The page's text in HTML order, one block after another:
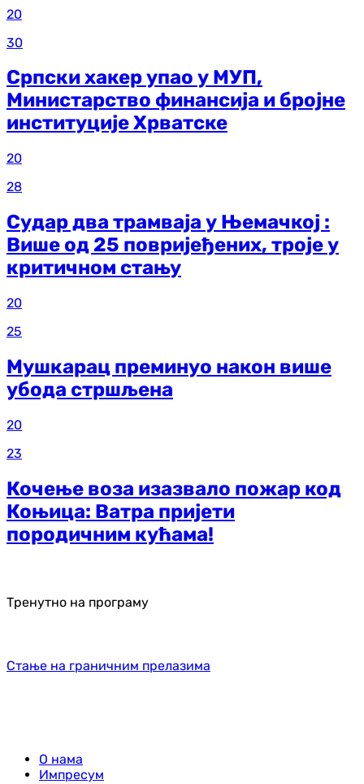
20
30
Српски хакер упао у МУП,
Министарство финансија и бројне
институције Хрватске
20
28
Судар два трамваја у Њемачкој :
Више од 25 повријеђених, троје у
критичном стању
20
25
Мушкарац преминуо након више
убода стршљена
20
23
Кочење воза изазвало пожар код
Коњица: Ватра пријети
породичним кућама!
Тренутно на програму
Стање на граничним прелазима
О нама
Импресум